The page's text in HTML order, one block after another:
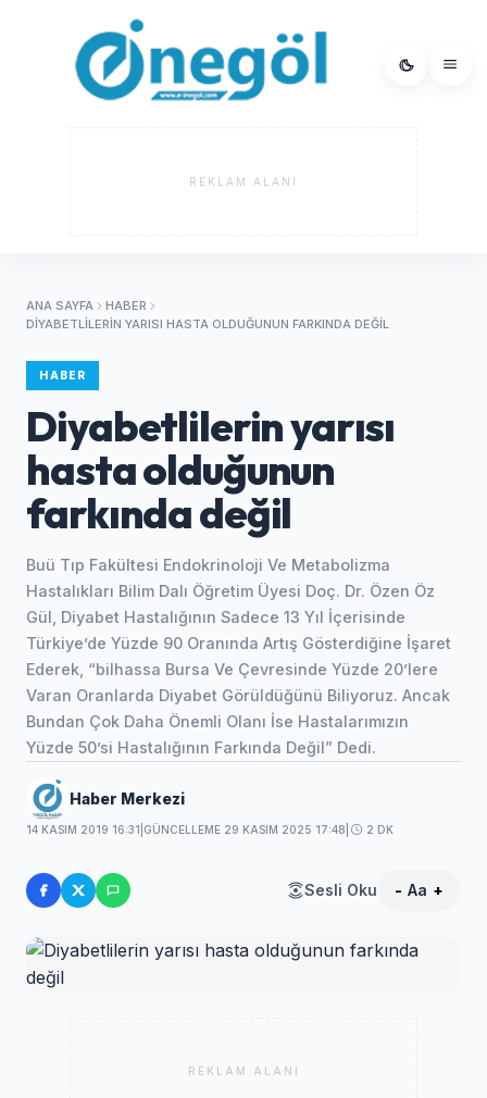
REKLAM ALANI
ANA SAYFA
HABER
DIYABETLILERIN YARISI HASTA OLDUĞUNUN FARKINDA DEĞIL
HABER
Diyabetlilerin yarısı
hasta olduğunun
farkında değil
Buü Tıp Fakültesi Endokrinoloji Ve Metabolizma
Hastalıkları Bilim Dalı Öğretim Üyesi Doç. Dr. Özen Öz
Gül, Diyabet Hastalığının Sadece 13 Yıl İçerisinde
Türkiye’de Yüzde 90 Oranında Artış Gösterdiğine İşaret
Ederek, “bilhassa Bursa Ve Çevresinde Yüzde 20’lere
Varan Oranlarda Diyabet Görüldüğünü Biliyoruz. Ancak
Bundan Çok Daha Önemli Olanı İse Hastalarımızın
Yüzde 50’si Hastalığının Farkında Değil” Dedi.
Haber Merkezi
14 KASIM 2019 16:31 GÜNCELLEME 29 KASIM 2025 17:48 2 DK
Sesli Oku - Aa +
REKLAM ALANI